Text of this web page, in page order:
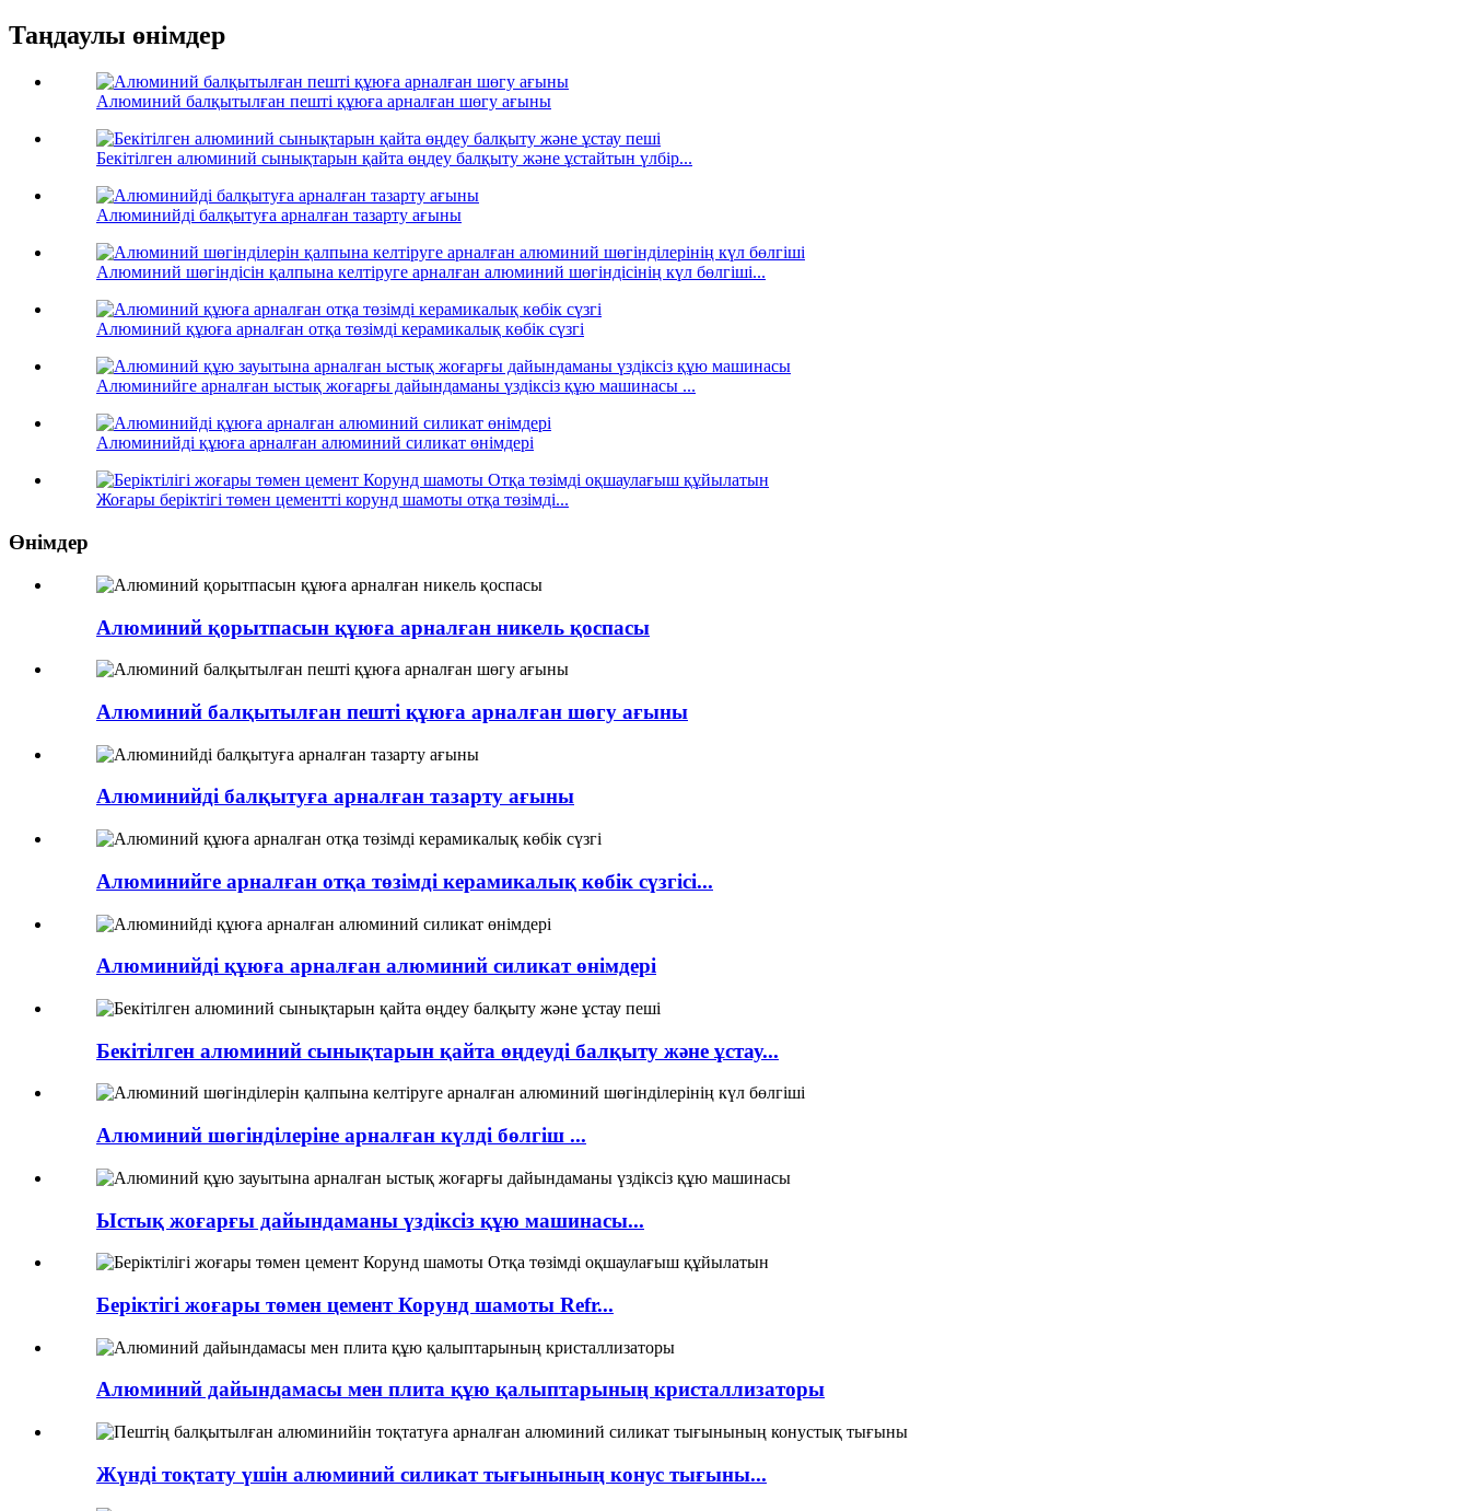
Таңдаулы өнімдер
Алюминий балқытылған пешті құюға арналған шөгу ағыны
Бекітілген алюминий сынықтарын қайта өңдеу балқыту және ұстайтын үлбір...
Алюминийді балқытуға арналған тазарту ағыны
Алюминий шөгіндісін қалпына келтіруге арналған алюминий шөгіндісінің күл бөлгіші...
Алюминий құюға арналған отқа төзімді керамикалық көбік сүзгі
Алюминийге арналған ыстық жоғарғы дайындаманы үздіксіз құю машинасы ...
Алюминийді құюға арналған алюминий силикат өнімдері
Жоғары беріктігі төмен цементті корунд шамоты отқа төзімді...
Өнімдер
Алюминий қорытпасын құюға арналған никель қоспасы
Алюминий балқытылған пешті құюға арналған шөгу ағыны
Алюминийді балқытуға арналған тазарту ағыны
Алюминийге арналған отқа төзімді керамикалық көбік сүзгісі...
Алюминийді құюға арналған алюминий силикат өнімдері
Бекітілген алюминий сынықтарын қайта өңдеуді балқыту және ұстау...
Алюминий шөгінділеріне арналған күлді бөлгіш ...
Ыстық жоғарғы дайындаманы үздіксіз құю машинасы...
Беріктігі жоғары төмен цемент Корунд шамоты Refr...
Алюминий дайындамасы мен плита құю қалыптарының кристаллизаторы
Жүнді тоқтату үшін алюминий силикат тығынының конус тығыны...